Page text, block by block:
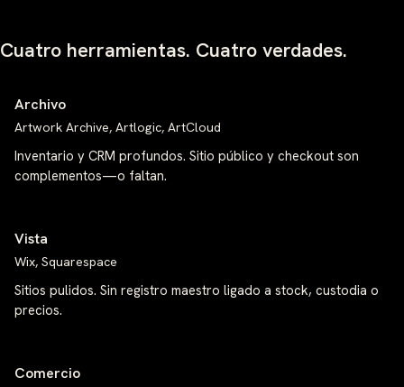
Cuatro herramientas. Cuatro verdades.
Archivo
Artwork Archive, Artlogic, ArtCloud
Inventario y CRM profundos. Sitio público y checkout son
complementos—o faltan.
Vista
Wix, Squarespace
Sitios pulidos. Sin registro maestro ligado a stock, custodia o
precios.
Comercio